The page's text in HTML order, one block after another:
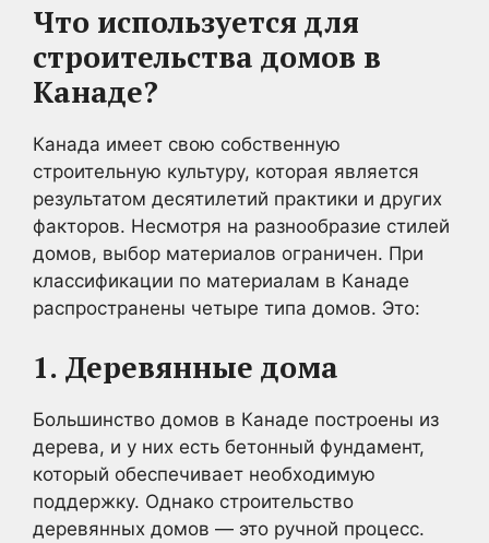
Что используется для
строительства домов в
Канаде?
Канада имеет свою собственную
строительную культуру, которая является
результатом десятилетий практики и других
факторов. Несмотря на разнообразие стилей
домов, выбор материалов ограничен. При
классификации по материалам в Канаде
распространены четыре типа домов. Это:
1. Деревянные дома
Большинство домов в Канаде построены из
дерева, и у них есть бетонный фундамент,
который обеспечивает необходимую
поддержку. Однако строительство
деревянных домов — это ручной процесс.